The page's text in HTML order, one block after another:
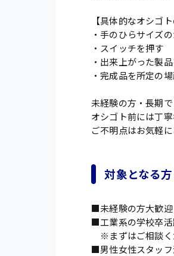
【具体的なオシゴト
・手のひらサイズ
・スイッチを押す
・出来上がった製
・完成品を所定の
未経験の方・長期
オシゴト前には丁
ご不明点はお気軽
対象となる
■未経験の方大歓迎
■工業系の学校卒活
※まずはご相談く
■男性女性スタッフ